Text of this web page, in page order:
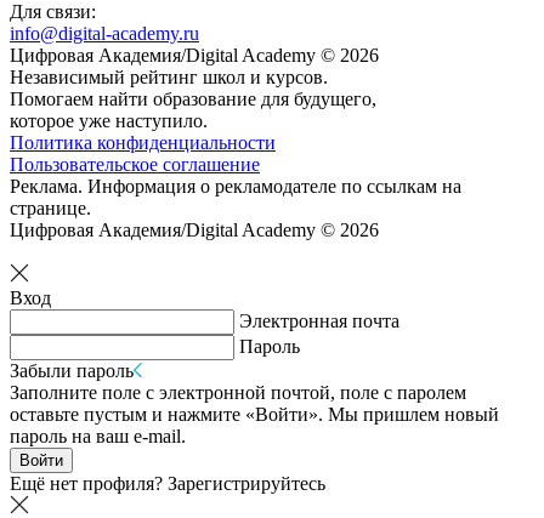
Для связи:
info@digital-academy.ru
Цифровая Академия/Digital Academy © 2026
Независимый рейтинг школ и курсов.
Помогаем найти образование для будущего,
которое уже наступило.
Политика конфиденциальности
Пользовательское соглашение
Реклама. Информация о рекламодателе по ссылкам на
странице.
Цифровая Академия/Digital Academy © 2026
Вход
Электронная почта
Пароль
Забыли пароль
Заполните поле с электронной почтой, поле с паролем
оставьте пустым и нажмите «Войти». Мы пришлем новый
пароль на ваш e-mail.
Войти
Ещё нет профиля? Зарегистрируйтесь